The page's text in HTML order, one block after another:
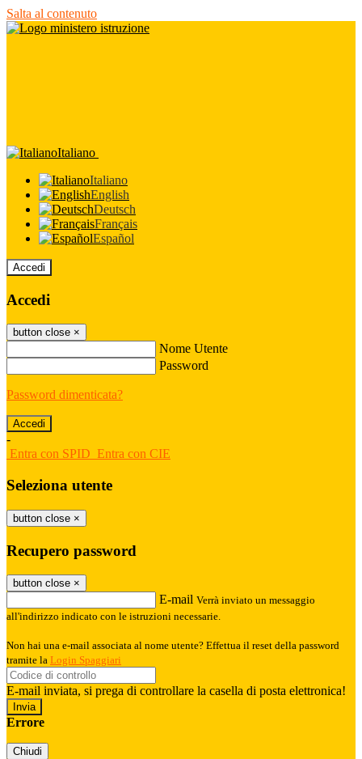
Salta al contenuto
Italiano
Italiano
English
Deutsch
Français
Español
Accedi
Accedi
button close ×
Nome Utente
Password
Password dimenticata?
-
Entra con SPID Entra con CIE
Seleziona utente
button close ×
Recupero password
button close ×
E-mail Verrà inviato un messaggio
all'indirizzo indicato con le istruzioni necessarie.
Non hai una e-mail associata al nome utente? Effettua il reset della password
tramite la Login Spaggiari
E-mail inviata, si prega di controllare la casella di posta elettronica!
Errore
Chiudi